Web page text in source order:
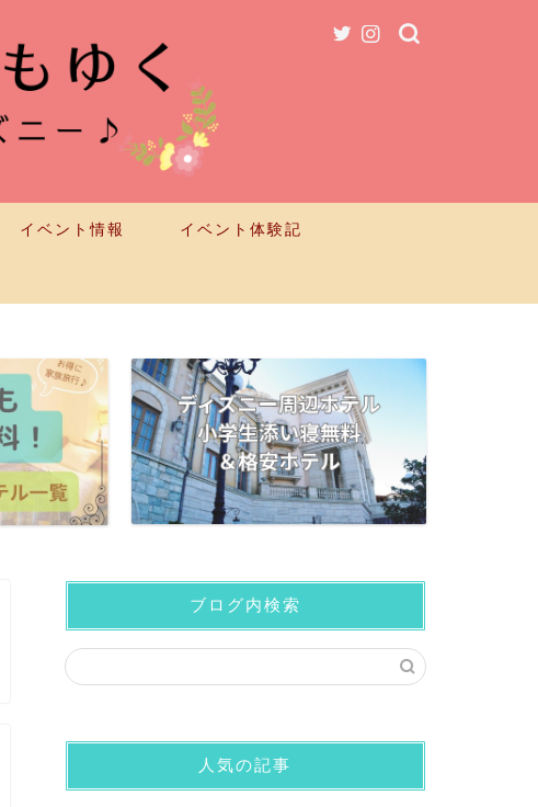
イベント情報 イベント体験記
ブログ内検索
人気の記事